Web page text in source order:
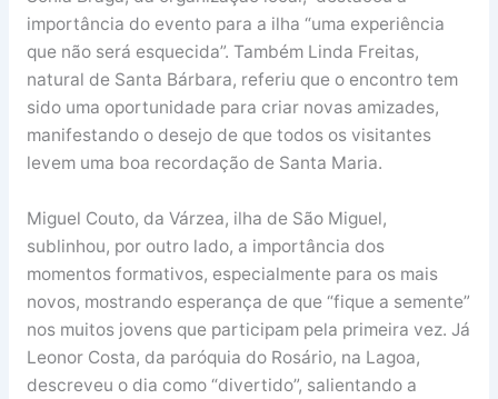
importância do evento para a ilha “uma experiência
que não será esquecida”. Também Linda Freitas,
natural de Santa Bárbara, referiu que o encontro tem
sido uma oportunidade para criar novas amizades,
manifestando o desejo de que todos os visitantes
levem uma boa recordação de Santa Maria.
Miguel Couto, da Várzea, ilha de São Miguel,
sublinhou, por outro lado, a importância dos
momentos formativos, especialmente para os mais
novos, mostrando esperança de que “fique a semente”
nos muitos jovens que participam pela primeira vez. Já
Leonor Costa, da paróquia do Rosário, na Lagoa,
descreveu o dia como “divertido”, salientando a